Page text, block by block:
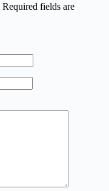
Required fields are